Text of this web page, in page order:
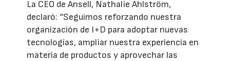
La CEO de Ansell, Nathalie Ahlström,
declaró: “Seguimos reforzando nuestra
organización de I+D para adoptar nuevas
tecnologías, ampliar nuestra experiencia en
materia de productos y aprovechar las